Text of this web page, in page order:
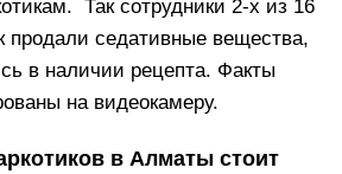
Так сотрудники 2-х из 16
продали седативные вещества,
в наличии рецепта. Факты
на видеокамеру.
в Алматы стоит